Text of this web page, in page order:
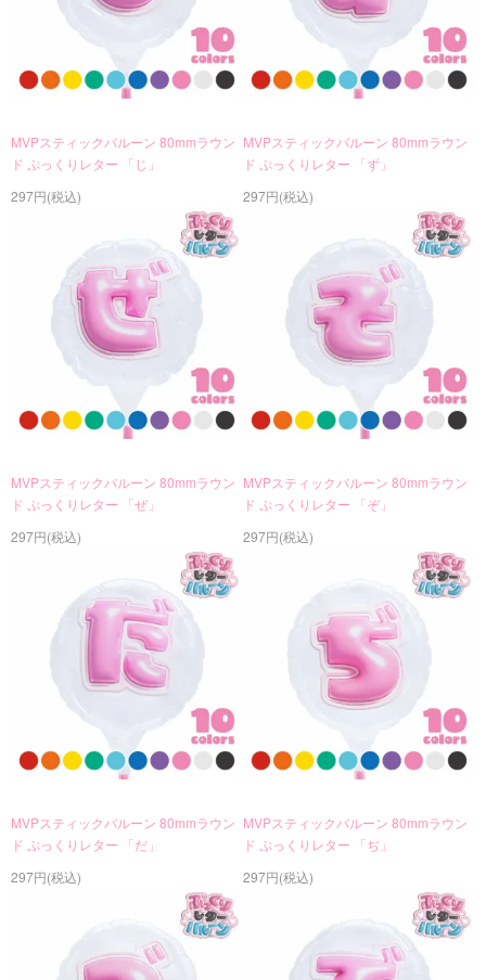
MVPスティックバルーン 80mmラウン
ド ぷっくりレター 「じ」
297円(税込)
MVPスティックバルーン 80mmラウン
ド ぷっくりレター 「ず」
297円(税込)
MVPスティックバルーン 80mmラウン
ド ぷっくりレター 「ぜ」
297円(税込)
MVPスティックバルーン 80mmラウン
ド ぷっくりレター 「ぞ」
297円(税込)
MVPスティックバルーン 80mmラウン
ド ぷっくりレター 「だ」
297円(税込)
MVPスティックバルーン 80mmラウン
ド ぷっくりレター 「ぢ」
297円(税込)